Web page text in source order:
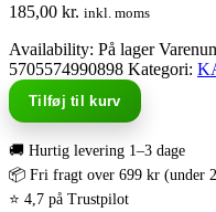
185,00 kr. inkl. moms
Availability: På lager
5705574990898 Kategori:
Tilføj til kurv
🚚 Hurtig levering 1–3 dage
📦 Fri fragt over 699 kr (under
⭐ 4,7 på Trustpilot